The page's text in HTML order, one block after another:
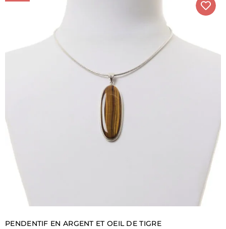
PENDENTIF EN ARGENT ET OEIL DE TIGRE